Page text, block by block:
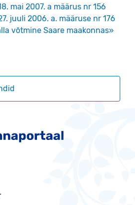
mai 2007. a määrus nr 156
juuli 2006. a. määruse nr 176
võtmine Saare maakonnas»